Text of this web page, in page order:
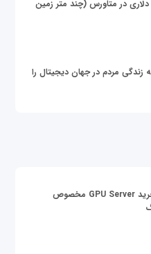
4.3 میلیون دلاری در متاورس (چند متر زمین
مردم در جهان دیجیتال را
قیمت سرور گرافیکی | خرید GPU Server مخصوص